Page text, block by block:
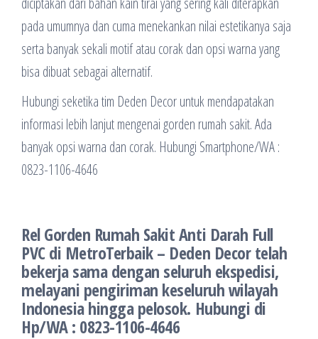
pada umumnya dan cuma menekankan nilai estetikanya saja
serta banyak sekali motif atau corak dan opsi warna yang
bisa dibuat sebagai alternatif.
Hubungi seketika tim Deden Decor untuk mendapatakan
informasi lebih lanjut mengenai gorden rumah sakit. Ada
banyak opsi warna dan corak. Hubungi Smartphone/WA :
0823-1106-4646
Rel Gorden Rumah Sakit Anti Darah Full
PVC di MetroTerbaik – Deden Decor telah
bekerja sama dengan seluruh ekspedisi,
melayani pengiriman keseluruh wilayah
Indonesia hingga pelosok. Hubungi di
Hp/WA : 0823-1106-4646